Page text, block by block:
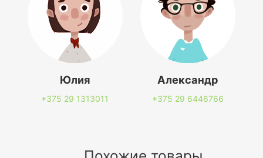
Юлия
+375 29 1313011
Александр
+375 29 6446766